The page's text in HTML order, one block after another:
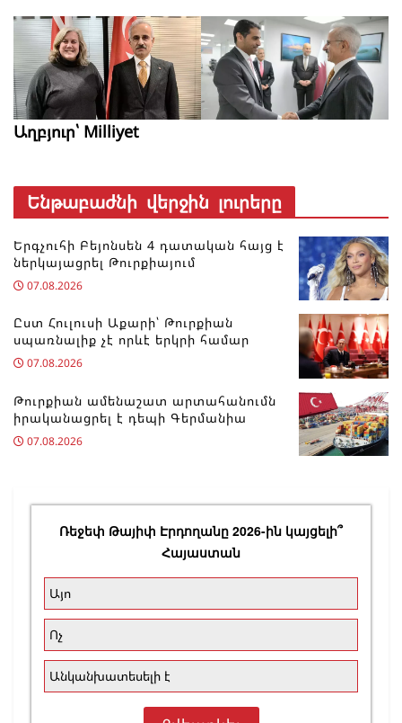
Աղբյուր՝ Milliyet
Ենթաբաժնի վերջին լուրերը
Երգչուհի Բեյոնսեն ​​4 դատական հայց է
ներկայացրել Թուրքիայում
07.08.2026
Ըստ Հուլուսի Աքարի՝ Թուրքիան
սպառնալիք չէ որևէ երկրի համար
07.08.2026
Թուրքիան ամենաշատ արտահանումն
իրականացրել է դեպի Գերմանիա
07.08.2026
Ռեջեփ Թայիփ Էրդողանը 2026-ին կայցելի՞
Հայաստան
Այո
Ոչ
Անկանխատեսելի է